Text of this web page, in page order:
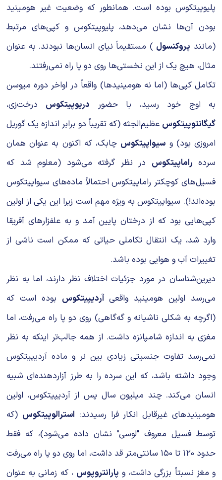
پلیوپیتکوس بوده است. همانطور که وضعیت غیر هومینید
بودن آن‌ها نشان می‌دهد، پلیوپیتکوس و کپی‌های مرتبط
(مانند پروکنسول ) مستقیماً نیای انسان‌ها نبودند. به عنوان
مثال، هیچ یک از این نخستی‌ها روی دو پا راه نمی‌رفتند.
تکامل کپی‌ها (اما نه هومینیدها) واقعاً در اواخر دوره میوسن
به اوج خود رسید، با حضور دریوپیتکوس درخت‌زی،
گیگانتوپیتکوس عظیم‌الجثه (که تقریباً دو برابر اندازه یک گوریل
امروزی بود) و سیواپیتکوس چابک، که اکنون به عنوان همان
سرده راماپیتکوس در نظر گرفته می‌شود (معلوم شد که
فسیل‌های کوچکتر راماپیتکوس احتمالاً ماده‌های سیواپیتکوس
بوده‌اند!). سیواپیتکوس به ویژه مهم است زیرا این یکی از اولین
کپی‌هایی بود که از درختان پایین آمد و به علفزارهای آفریقا
وارد شد، یک انتقال تکاملی حیاتی که ممکن است ناشی از
تغییرات آب و هوایی بوده باشد.
دیرین‌شناسان در مورد جزئیات اختلاف نظر دارند، اما به نظر
می‌رسد اولین هومینید واقعیآردیپیتکوس بوده است که
(اگرچه به شکلی ناشیانه و گه‌گاهی) روی دو پا راه می‌رفت، اما
مغزی به اندازه شامپانزه داشت. از همه جالب‌تر اینکه به نظر
نمی‌رسد تفاوت جنسیتی زیادی بین نر و ماده آردیپیتکوس
وجود داشته باشد، که این سرده را به طرز آزاردهنده‌ای شبیه
انسان می‌کند. چند میلیون سال پس از آردیپیتکوس، اولین
هومینیدهای غیرقابل انکار فرا رسیدند: استرالوپیتکوس (که
توسط فسیل معروف "لوسی" نشان داده می‌شود)، که فقط
حدود ۱۲۰ تا ۱۵۰ سانتی‌متر قد داشت، اما روی دو پا راه می‌رفت
و مغز نسبتاً بزرگی داشت، و پارانتروپوس ، که زمانی به عنوان